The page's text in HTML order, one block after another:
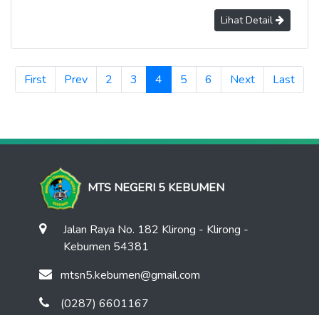
Lihat Detail
First Prev 2 3 4 (current)
5 6 Next Last
MTS NEGERI 5 KEBUMEN
Jalan Raya No. 182 Klirong - Klirong -
Kebumen 54381
mtsn5.kebumen@gmail.com
(0287) 6601167